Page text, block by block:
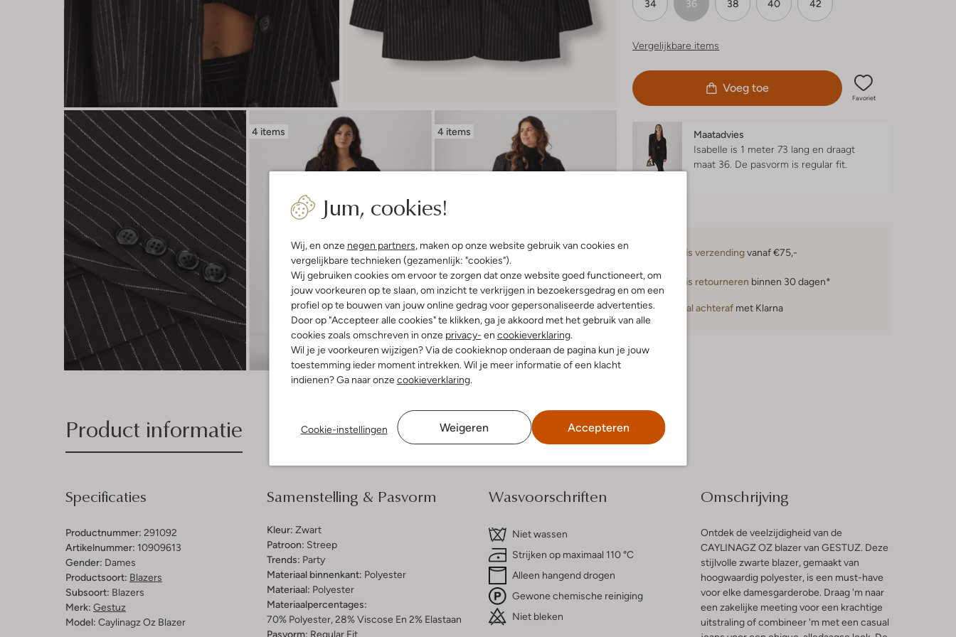
Jum, cookies!
Wij, en onze negen partners, maken op onze website gebruik van cookies en
vergelijkbare technieken (gezamenlijk: "cookies").
Wij gebruiken cookies om ervoor te zorgen dat onze website goed functioneert, om
jouw voorkeuren op te slaan, om inzicht te verkrijgen in bezoekersgedrag en om een
profiel op te bouwen van jouw online gedrag voor gepersonaliseerde advertenties.
Door op "Accepteer alle cookies" te klikken, ga je akkoord met het gebruik van alle
cookies zoals omschreven in onze privacy- en cookieverklaring.
Wil je je voorkeuren wijzigen? Via de cookieknop onderaan de pagina kun je jouw
toestemming ieder moment intrekken. Wil je meer informatie of een klacht
indienen? Ga naar onzecookieverklaring.
Cookie-instellingen Weigeren Accepteren
4 items
Ontdek de look
4 items
Ontdek de look
34 36 38 40 42
Vergelijkbare items
Voeg toe
Favoriet
Maatadvies
Isabelle is 1 meter 73 lang en draagt
maat 36. De pasvorm is regular fit.
Gratis verzendingvanaf €75,-
Gratis retourneren binnen 30 dagen*
Betaal achteraf met Klarna
Product informatie Bezorgen & retourneren
Specificaties
Productnummer: 291092
Artikelnummer: 10909613
Gender: Dames
Productsoort: Blazers
Subsoort: Blazers
Merk: Gestuz
Model: Caylinagz Oz Blazer
Samenstelling & Pasvorm
Kleur: Zwart
Patroon: Streep
Trends: Party
Materiaal binnenkant: Polyester
Materiaal: Polyester
Materiaalpercentages:
70% Polyester, 28% Viscose En 2% Elastaan
Pasvorm: Regular Fit
Wasvoorschriften
Niet wassen
Strijken op maximaal 110 °C
Alleen hangend drogen
Gewone chemische reiniging
Niet bleken
Omschrijving
Ontdek de veelzijdigheid van de
CAYLINAGZ OZ blazer van GESTUZ. Deze
stijlvolle zwarte blazer, gemaakt van
hoogwaardig polyester, is een must-have
voor elke damesgarderobe. Draag 'm naar
een zakelijke meeting voor een krachtige
uitstraling of combineer 'm met een casual